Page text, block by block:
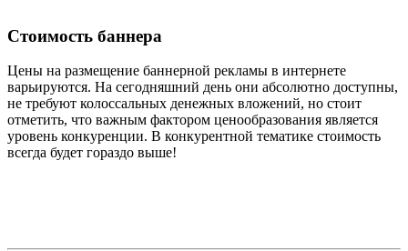
Стоимость баннера
Цены на размещение баннерной рекламы в интернете
варьируются. На сегодняшний день они абсолютно доступны,
не требуют колоссальных денежных вложений, но стоит
отметить, что важным фактором ценообразования является
уровень конкуренции. В конкурентной тематике стоимость
всегда будет гораздо выше!